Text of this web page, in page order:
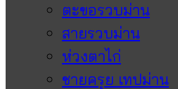
ตะขอรวบม่าน
สายรวบม่าน
ห่วงตาไก่
ชายครุย เทปม่าน